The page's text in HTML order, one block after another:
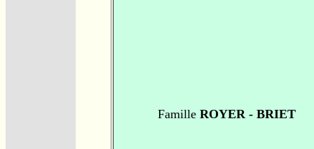
FamilleROYER - BRIET